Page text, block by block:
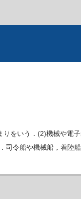
をいう．(2)機械や電
令船や機械船，着陸